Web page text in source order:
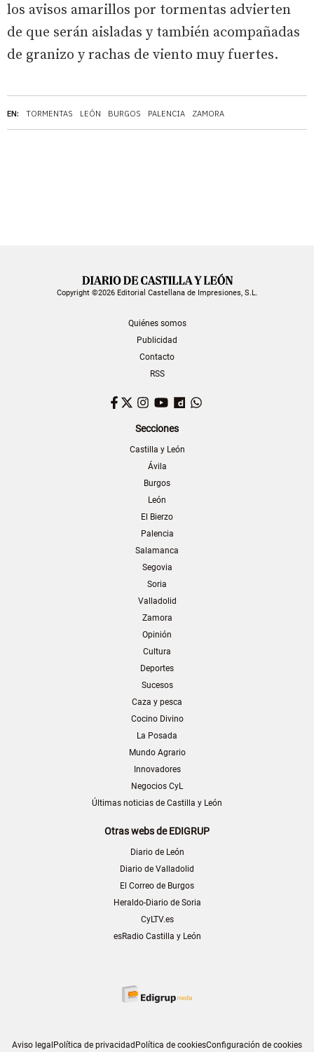
EN: TORMENTAS LEÓN BURGOS PALENCIA ZAMORA
los avisos amarillos por tormentas advierten
de que serán aisladas y también acompañadas
de granizo y rachas de viento muy fuertes.
Copyright ©2026 Editorial Castellana de Impresiones, S.L.
Quiénes somos
Publicidad
Contacto
RSS
Facebook
TwitterInstagram
YouTubeDailymotion
Secciones
Castilla y León
Ávila
Burgos
León
El Bierzo
Palencia
Salamanca
Segovia
Soria
Valladolid
Zamora
Opinión
Cultura
Deportes
Sucesos
Caza y pesca
Cocino Divino
La Posada
Mundo Agrario
Innovadores
Negocios CyL
Últimas noticias de Castilla y León
Otras webs de EDIGRUP
Diario de León
Diario de Valladolid
El Correo de Burgos
Heraldo-Diario de Soria
CyLTV.es
esRadio Castilla y León
Aviso legalPolítica de privacidadPolítica de cookiesConfiguración de cookies